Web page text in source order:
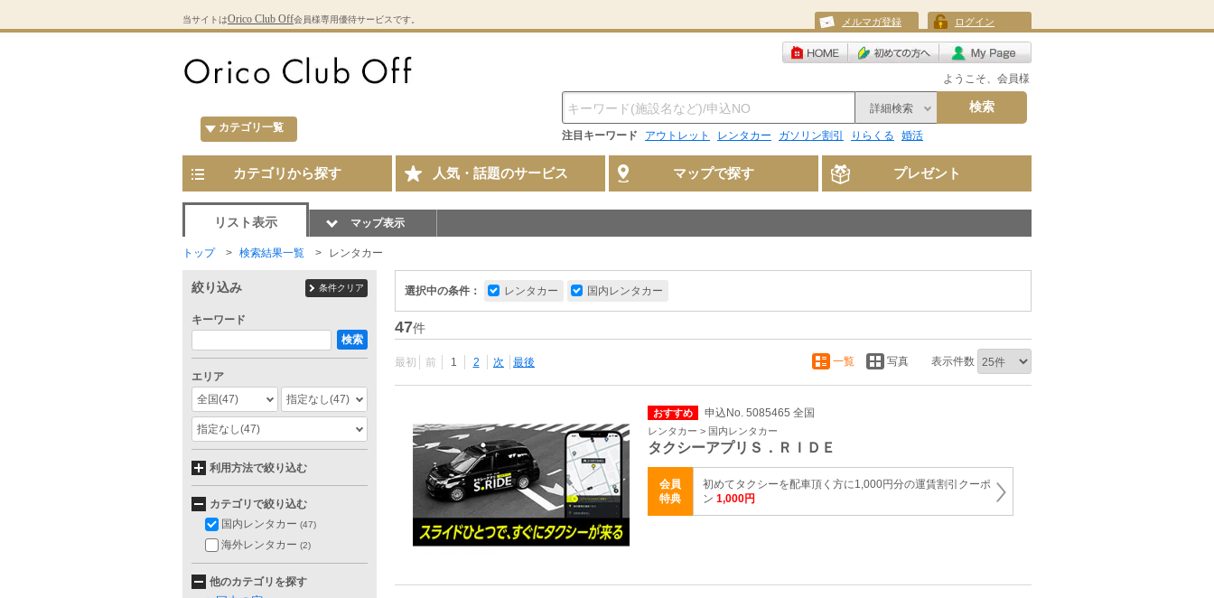
当サイトはOrico Club Off会員様専用優待サービスです。 メルマガ登録 ログイン
ようこそ、会員様
カテゴリ一覧
詳細検索 検索
注目キーワード アウトレット レンタカー ガソリン割引 りらくる 婚活
カテゴリから探す 人気・話題のサービス マップで探す プレゼント
リスト表示 マップ表示
トップ 検索結果一覧 レンタカー
選択中の条件： レンタカー 国内レンタカー
47件
最初 前 1 2 次 最後 一覧 写真 表示件数
おすすめ 申込No. 5085465 全国
レンタカー > 国内レンタカー
タクシーアプリＳ．ＲＩＤＥ
会員
特典
初めてタクシーを配車頂く方に1,000円分の運賃割引クーポ
ン 1,000円
絞り込み 条件クリア
キーワード
検索
エリア
全国(47) 指定なし(47)
指定なし(47)
利用方法で絞り込む
カテゴリで絞り込む
国内レンタカー (47)
海外レンタカー (2)
他のカテゴリを探す